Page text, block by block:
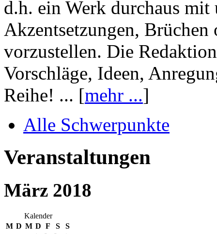
d.h. ein Werk durchaus mit
Akzentsetzungen, Brüchen
vorzustellen. Die
Vorschläge, Ideen,
Reihe! ... [mehr ...]
Alle Schwerpunkte
Veranstaltungen
März 2018
Kalender
M D M D F S
S